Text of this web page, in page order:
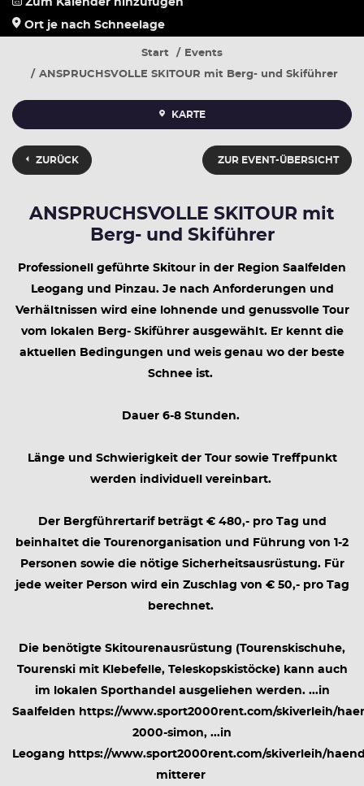
Zum Kalender hinzufügen
Ort je nach Schneelage
Start
Events
ANSPRUCHSVOLLE SKITOUR mit Berg- und Skiführer
KARTE
ZURÜCK ZUR EVENT-ÜBERSICHT
ANSPRUCHSVOLLE SKITOUR mit
Berg- und Skiführer
Professionell geführte Skitour in der Region Saalfelden
Leogang und Pinzau. Je nach Anforderungen und
Verhältnissen wird eine lohnende und genussvolle Tour
vom lokalen Berg- Skiführer ausgewählt. Er kennt die
aktuellen Bedingungen und weis genau wo der beste
Schnee ist.
Dauer 6-8 Stunden.
Länge und Schwierigkeit der Tour sowie Treffpunkt
werden individuell vereinbart.
Der Bergführertarif beträgt € 480,- pro Tag und
beinhaltet die Tourenorganisation und Führung von 1-2
Personen sowie die nötige Sicherheitsausrüstung. Für
jede weiter Person wird ein Zuschlag von € 50,- pro Tag
berechnet.
Die benötigte Skitourenausrüstung (Tourenskischuhe,
Tourenski mit Klebefelle, Teleskopskistöcke) kann auch
im lokalen Sporthandel ausgeliehen werden. ...in
Saalfelden https://www.sport2000rent.com/skiverleih/
2000-simon, ...in
Leogang https://www.sport2000rent.com/skiverleih/
mitterer